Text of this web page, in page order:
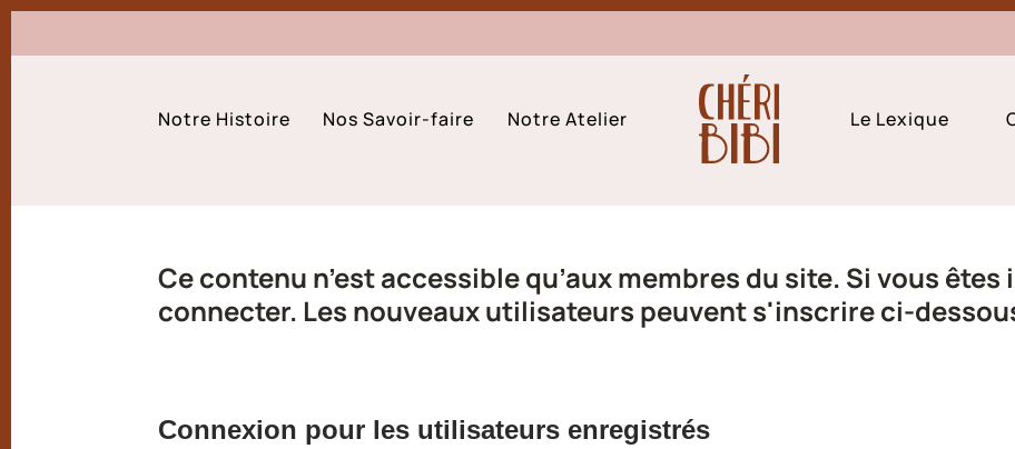
Notre Histoire Nos Savoir-faire Notre Atelier Le Lexique
Ce contenu n’est accessible qu’aux membres du site. Si vous
connecter. Les nouveaux utilisateurs peuvent s'inscrire ci-
Connexion pour les utilisateurs enregistrés